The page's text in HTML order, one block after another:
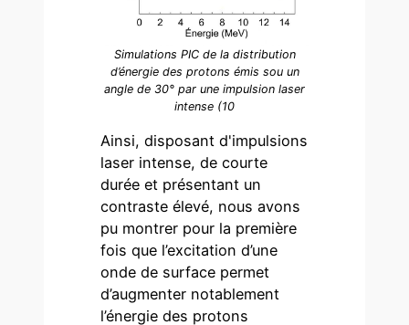
Simulations PIC de la distribution
d’énergie des protons émis sou un
angle de 30° par une impulsion laser
intense (10
Ainsi, disposant d'impulsions
laser intense, de courte
durée et présentant un
contraste élevé, nous avons
pu montrer pour la première
fois que l’excitation d’une
onde de surface permet
d’augmenter notablement
l’énergie des protons